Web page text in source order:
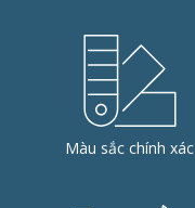
Màu sắc chính xác